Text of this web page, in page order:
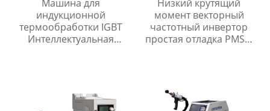
Машина для
индукционной
термообработки IGBT
Интеллектуальная
Низкий крутящий
момент векторный
частотный инвертор
простая отладка PMSM